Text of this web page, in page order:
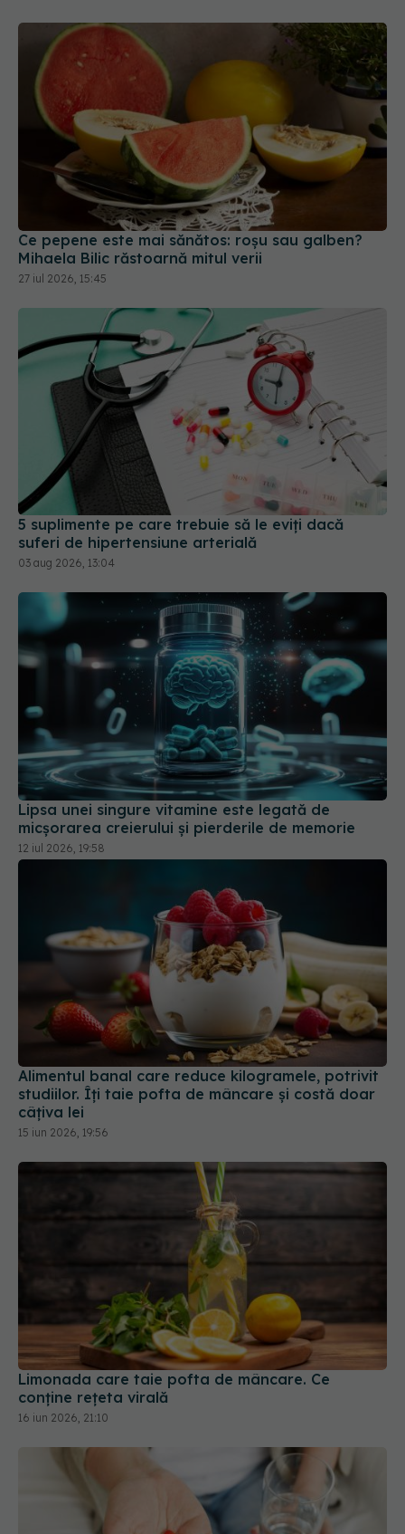
Ce pepene este mai sănătos: roșu sau galben?
Mihaela Bilic răstoarnă mitul verii
27 iul 2026, 15:45
5 suplimente pe care trebuie să le eviți dacă
suferi de hipertensiune arterială
03 aug 2026, 13:04
Lipsa unei singure vitamine este legată de
micșorarea creierului și pierderile de memorie
12 iul 2026, 19:58
Alimentul banal care reduce kilogramele, potrivit
studiilor. Îți taie pofta de mâncare și costă doar
câțiva lei
15 iun 2026, 19:56
Limonada care taie pofta de mâncare. Ce
conține rețeta virală
16 iun 2026, 21:10